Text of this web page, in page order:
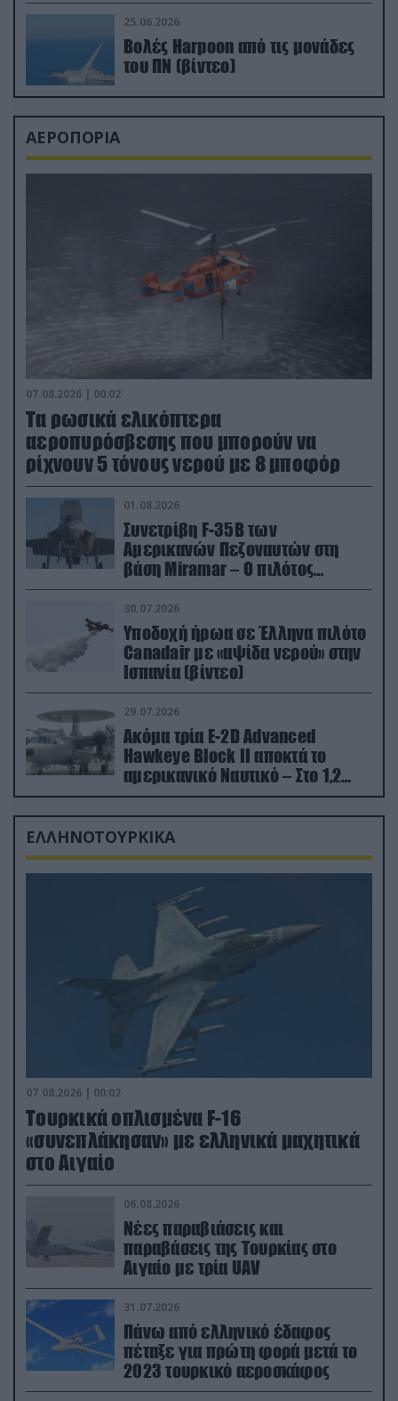
25.06.2026
Βολές Harpoon από τις μονάδες
του ΠΝ (βίντεο)
ΑΕΡΟΠΟΡΙΑ
07.08.2026 | 00:02
Τα ρωσικά ελικόπτερα
αεροπυρόσβεσης που μπορούν να
ρίχνουν 5 τόνους νερού με 8 μποφόρ
01.08.2026
Συνετρίβη F-35B των
Αμερικανών Πεζοναυτών στη
βάση Miramar – Ο πιλότος
εκτινάχθηκε εγκαίρως
30.07.2026
Υποδοχή ήρωα σε Έλληνα πιλότο
Canadair με «αψίδα νερού» στην
Ισπανία (βίντεο)
29.07.2026
Ακόμα τρία E-2D Advanced
Hawkeye Block II αποκτά το
αμερικανικό Ναυτικό – Στο 1,2
δισ.δολάρια το κόστος
ΕΛΛΗΝΟΤΟΥΡΚΙΚΑ
07.08.2026 | 00:02
Τουρκικά οπλισμένα F-16
«συνεπλάκησαν» με ελληνικά μαχητικά
στο Αιγαίο
06.08.2026
Νέες παραβιάσεις και
παραβάσεις της Τουρκίας στο
Αιγαίο με τρία UAV
31.07.2026
Πάνω από ελληνικό έδαφος
πέταξε για πρώτη φορά μετά το
2023 τουρκικό αεροσκάφος